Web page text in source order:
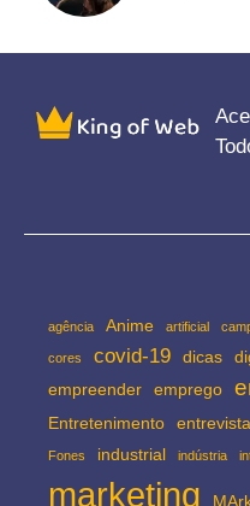
agência Anime artificial
cores covid-19 dicas
empreender emprego
Entretenimento
Fones industrial indústria
marketing